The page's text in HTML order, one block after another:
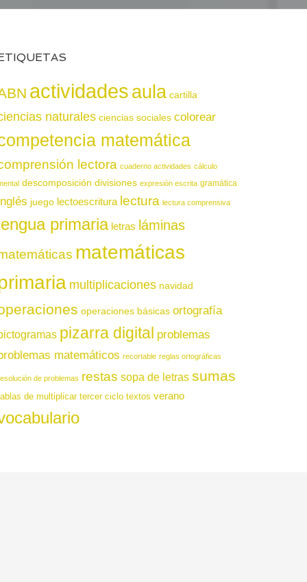
actividadesaula cartilla
naturales ciencias sociales colorear
matemática
lectora cuaderno actividades cálculo
descomposición divisiones expresión escrita gramática
juego lectoescritura lectura lectura comprensiva
primaria letras láminas
matemáticas
multiplicaciones navidad
operaciones básicas ortografía
pizarra digital problemas
matemáticos recortable reglas ortográficas
de problemas restas sopa de letras sumas
de multiplicar tercer ciclo textos verano